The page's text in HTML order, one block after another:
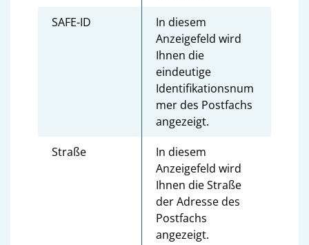
SAFE-ID
In diesem
Anzeigefeld wird
Ihnen die
eindeutige
Identifikationsnum
mer des Postfachs
angezeigt.
Straße
In diesem
Anzeigefeld wird
Ihnen die Straße
der Adresse des
Postfachs
angezeigt.